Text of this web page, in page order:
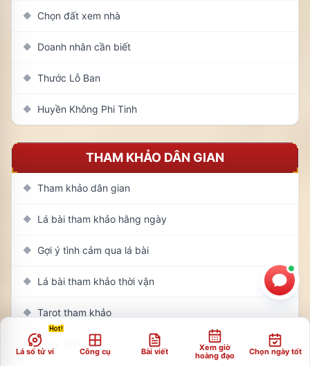
◆ Chọn đất xem nhà
◆ Doanh nhân cần biết
◆ Thước Lỗ Ban
◆ Huyền Không Phi Tinh
THAM KHẢO DÂN GIAN
◆ Tham khảo dân gian
◆ Lá bài tham khảo hằng ngày
◆ Gợi ý tình cảm qua lá bài
◆ Lá bài tham khảo thời vận
◆ Tarot tham khảo
◆ Gợi ý tình yêu
Lá số tử vi Công cụ Bài viết
Xem giờ
hoàng đạo
Chọn ngày tốt